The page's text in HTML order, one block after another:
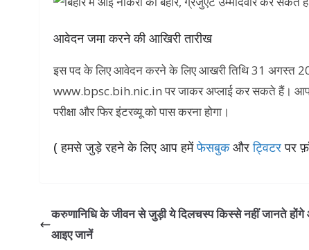
आवेदन जमा करने की आखिरी तारीख
इस पद के लिए आवेदन करने के लिए आखरी तिथि 31 अगस्त
www.bpsc.bih.nic.in पर जाकर अप्लाई कर सकते हैं। आपको
परीक्षा और फिर इंटरव्यू को पास करना होगा।
( हमसे जुड़े रहने के लिए आप हमेंफेसबुकऔरट्विटरपर
करुणानिधि के जीवन से जुड़ी ये दिलचस्प किस्से नहीं जानते
आइए जानें